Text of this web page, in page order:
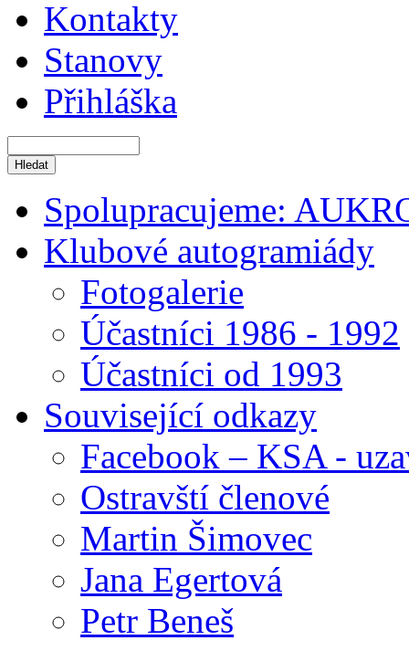
Kontakty
Stanovy
Přihláška
Spolupracujeme:
Klubové autogramiády
Fotogalerie
Účastníci 1986 - 1992
Účastníci od 1993
Související odkazy
Facebook – KSA -
Ostravští členové
Martin Šimovec
Jana Egertová
Petr Beneš